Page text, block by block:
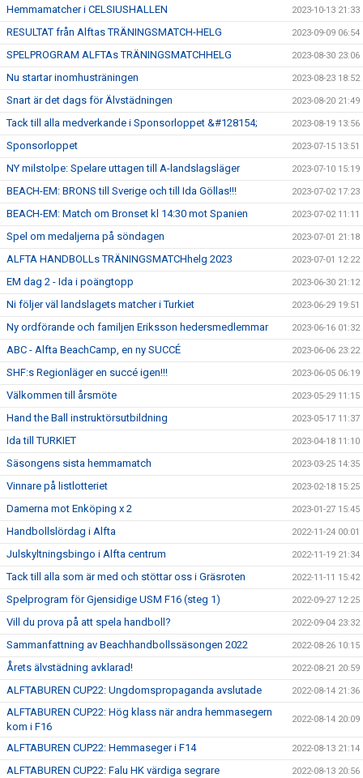
Hemmamatcher i CELSIUSHALLEN 2023-10-13 21:33
RESULTAT från Alftas TRÄNINGSMATCH-HELG 2023-09-09 06:54
SPELPROGRAM ALFTAs TRÄNINGSMATCHHELG 2023-08-30 23:06
Nu startar inomhusträningen 2023-08-23 18:52
Snart är det dags för Älvstädningen 2023-08-20 21:49
Tack till alla medverkande i Sponsorloppet &#128154; 2023-08-19 13:56
Sponsorloppet 2023-07-15 13:51
NY milstolpe: Spelare uttagen till A-landslagsläger 2023-07-10 15:19
BEACH-EM: BRONS till Sverige och till Ida Göllas!!! 2023-07-02 17:23
BEACH-EM: Match om Bronset kl 14:30 mot Spanien 2023-07-02 11:11
Spel om medaljerna på söndagen 2023-07-01 21:18
ALFTA HANDBOLLs TRÄNINGSMATCHhelg 2023 2023-07-01 12:22
EM dag 2 - Ida i poängtopp 2023-06-30 21:12
Ni följer väl landslagets matcher i Turkiet 2023-06-29 19:51
Ny ordförande och familjen Eriksson hedersmedlemmar 2023-06-16 01:32
ABC - Alfta BeachCamp, en ny SUCCÉ 2023-06-06 23:22
SHF:s Regionläger en succé igen!!! 2023-06-05 06:19
Välkommen till årsmöte 2023-05-29 11:15
Hand the Ball instruktörsutbildning 2023-05-17 11:37
Ida till TURKIET 2023-04-18 11:10
Säsongens sista hemmamatch 2023-03-25 14:35
Vinnare på listlotteriet 2023-02-18 15:25
Damerna mot Enköping x 2 2023-01-27 15:45
Handbollslördag i Alfta 2022-11-24 00:01
Julskyltningsbingo i Alfta centrum 2022-11-19 21:34
Tack till alla som är med och stöttar oss i Gräsroten 2022-11-11 15:42
Spelprogram för Gjensidige USM F16 (steg 1) 2022-09-27 12:25
Vill du prova på att spela handboll? 2022-09-04 23:32
Sammanfattning av Beachhandbollssäsongen 2022 2022-08-26 10:15
Årets älvstädning avklarad! 2022-08-21 20:59
ALFTABUREN CUP22: Ungdomspropaganda avslutade 2022-08-14 21:36
ALFTABUREN CUP22: Hög klass när andra hemmasegern
kom i F16
2022-08-14 20:09
ALFTABUREN CUP22: Hemmaseger i F14 2022-08-13 21:14
ALFTABUREN CUP22: Falu HK värdiga segrare 2022-08-13 20:56